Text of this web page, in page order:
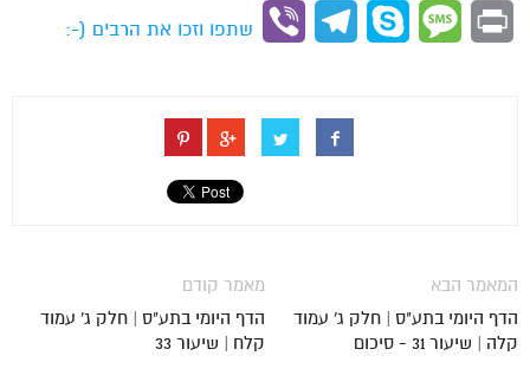
Print
Message
Skype
Telegram
Viber
שתפו וזכו את הרבים (-:
מאמר קודם
הדף היומי בתע"ס | חלק ג' עמוד
קלח | שיעור 33
המאמר הבא
הדף היומי בתע"ס | חלק ג' עמוד
קלה | שיעור 31 - סיכום